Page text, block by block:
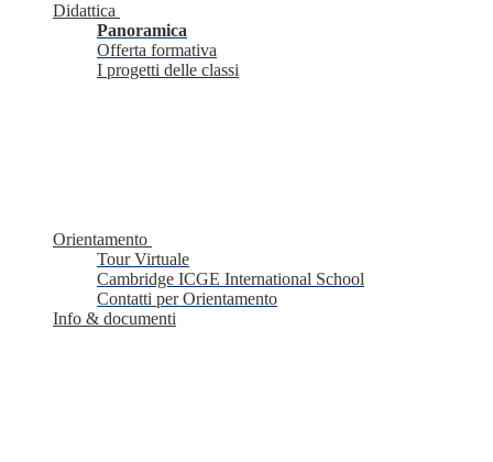
Didattica
Panoramica
Offerta formativa
I progetti delle classi
Orientamento
Tour Virtuale
Cambridge ICGE International School
Contatti per Orientamento
Info & documenti